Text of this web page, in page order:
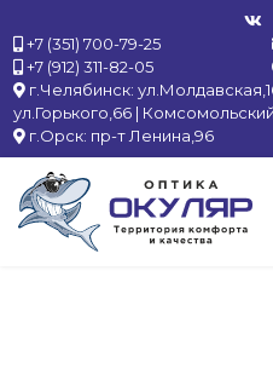
+7 (351) 700-79-25
+7 (912) 311-82-05
г.Челябинск:
ул.Горького,66 |
г.Орск: пр-т Ленина,96